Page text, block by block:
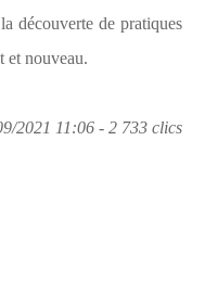
découverte de pratiques
et nouveau.
2021 11:06 - 2 733 clics